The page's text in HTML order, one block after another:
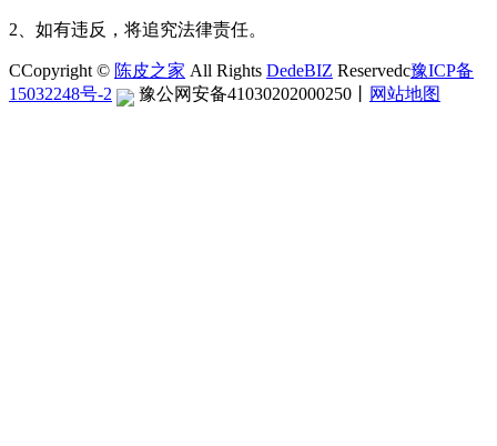
2、如有违反，将追究法律责任。
CCopyright © 陈皮之家 All Rights DedeBIZ Reservedc豫ICP备
15032248号-2
豫公网安备41030202000250 网站地图